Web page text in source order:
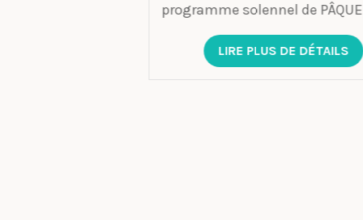
programme solennel de PÂQUE
LIRE PLUS DE DÉTAILS